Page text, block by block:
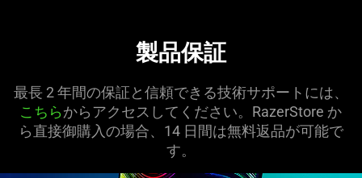
製品保証
最長 2 年間の保証と信頼できる技術サポートには、
こちらからアクセスしてください。RazerStore か
ら直接御購入の場合、14 日間は無料返品が可能で
す。